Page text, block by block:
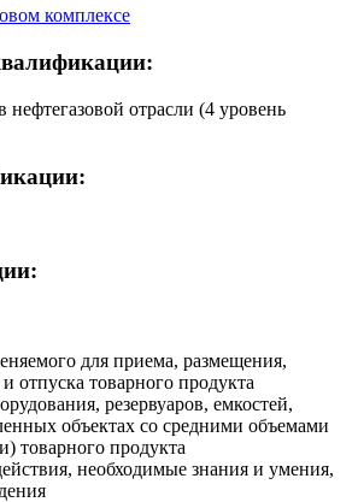
комплексе
отрасли (4 уровень
для приема, размещения,
отпуска товарного продукта
резервуаров, емкостей,
объектах со средними объемами
товарного продукта
необходимые знания и умения,